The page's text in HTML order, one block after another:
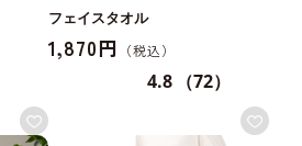
フェイスタオル
1,870円
4.8 （72）